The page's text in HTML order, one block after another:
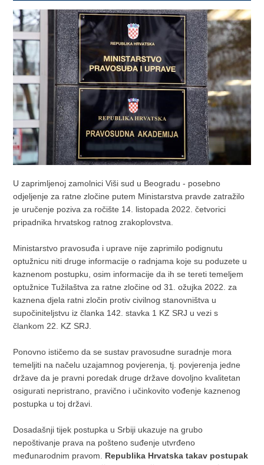
U zaprimljenoj zamolnici Viši sud u Beogradu - posebno
odjeljenje za ratne zločine putem Ministarstva pravde zatražilo
je uručenje poziva za ročište 14. listopada 2022. četvorici
pripadnika hrvatskog ratnog zrakoplovstva.
Ministarstvo pravosuđa i uprave nije zaprimilo podignutu
optužnicu niti druge informacije o radnjama koje su poduzete u
kaznenom postupku, osim informacije da ih se tereti temeljem
optužnice Tužilaštva za ratne zločine od 31. ožujka 2022. za
kaznena djela ratni zločin protiv civilnog stanovništva u
supočiniteljstvu iz članka 142. stavka 1 KZ SRJ u vezi s
člankom 22. KZ SRJ.
Ponovno ističemo da se sustav pravosudne suradnje mora
temeljiti na načelu uzajamnog povjerenja, tj. povjerenja jedne
države da je pravni poredak druge države dovoljno kvalitetan
osigurati nepristrano, pravično i učinkovito vođenje kaznenog
postupka u toj državi.
Dosadašnji tijek postupka u Srbiji ukazuje na grubo
nepoštivanje prava na pošteno suđenje utvrđeno
međunarodnim pravom. Republika Hrvatska takav postupak